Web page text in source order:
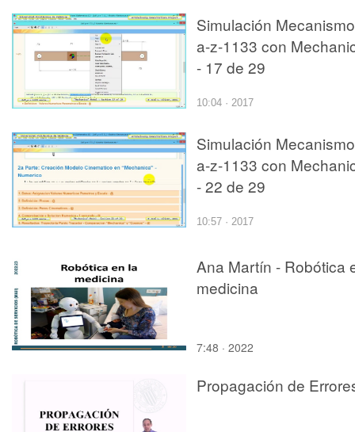
Simulación Mecanismo
a-z-1133 con
- 17 de 29
10:04 · 2017
Simulación Mecanismo
a-z-1133 con
- 22 de 29
10:57 · 2017
Ana Martín - Robótica
medicina
7:48 · 2022
Propagación de